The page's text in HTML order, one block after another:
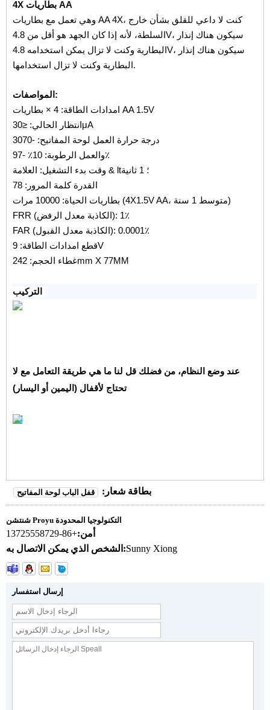
4X بطاريات AA
وهي تعمل مع بطاريات AA 4X، كنت لا داعي للقلق بشأن خارج
السلطة، لأنه إذا كان الجهد هو أقل من 4.8V، سيكون هناك إنذار
البطارية وكنت لا تزال يمكن استخدامه 4.8V، سيكون هناك إنذار
البطارية وكنت لا تزال استخدامها.
المواصفات:
امدادات الطاقة: 4 × بطاريات AA 1.5V
انتظار الحالي: ≤30μA
درجة حرارة العمل لوحة المفاتيح: -3070
والعمل الرطوبة: 10٪ -97٪
وقت بدء التشغيل: العلامة & lt؛ 1 ثانية
القدرة كلمة المرور: 78
بطاريات الحياة: 10000 مرات (4X1.5V AA، متوسط ​​1 سنة)
FRR (الكاذبة معدل الرفض): 1٪
FAR (الكاذبة معدل القبول): 0.0001٪
قطع امدادات الطاقة: 9V
غطاء الحجم: 242mm X 77MM
عند وضع النظام، من فضلك قل لنا ما هي طريقة التعامل مع لا
تحتاج لأقفال (اليمين أو اليسار)
بطاقة شعار: قفل الباب لوحة المفاتيح
شنتشن Proyu التكنولوجيا المحدودة
أمن:+86-13725558729
الشخص الذي يمكن الاتصال به:Sunny Xiong
إرسال استفسار